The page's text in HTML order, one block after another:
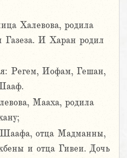
Халевова, родила
И Харан родил
Регем, Иофам, Гешан,
Мааха, родила
отца Мадманны,
и отца Гивеи. Дочь